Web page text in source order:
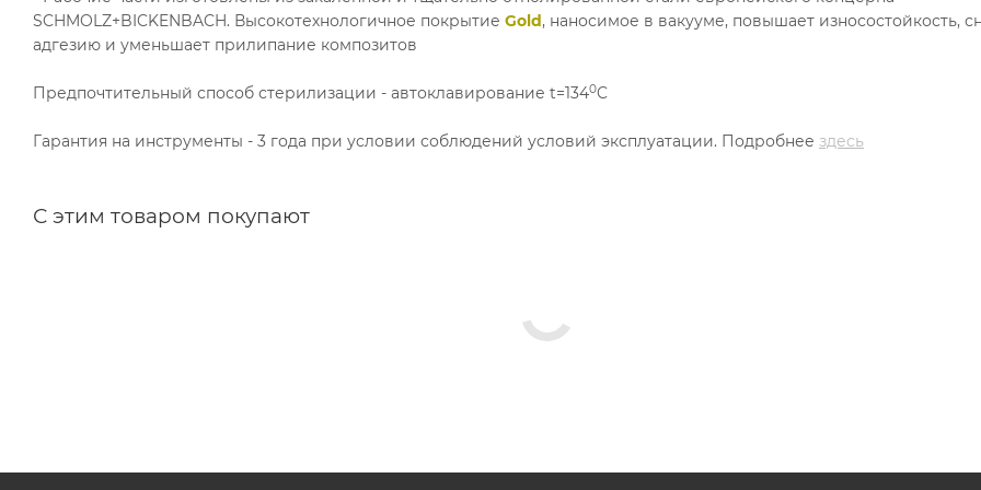
SCHMOLZ+BICKENBACH. Высокотехнологичное покрытие Gold, наносимое в вакууме, повышает износостойкость,
адгезию и уменьшает прилипание композитов
Предпочтительный способ стерилизации - автоклавирование t=1340C
Гарантия на инструменты - 3 года при условии соблюдений условий эксплуатации. Подробнее здесь
С этим товаром покупают